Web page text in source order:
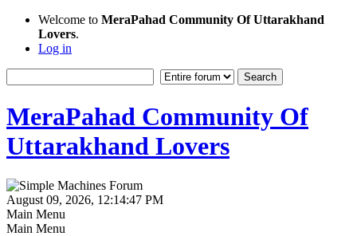
Welcome to MeraPahad Community Of Uttarakhand
Lovers.
Log in
MeraPahad Community Of
Uttarakhand Lovers
August 09, 2026, 12:14:47 PM
Main Menu
Main Menu